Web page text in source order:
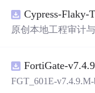
README、运行说
权声明。解压后进
目源码、Logo、官
材。适合前端开发
原创本地工程审计
README、运行说
权声明。解压后进入
FGT_601E-